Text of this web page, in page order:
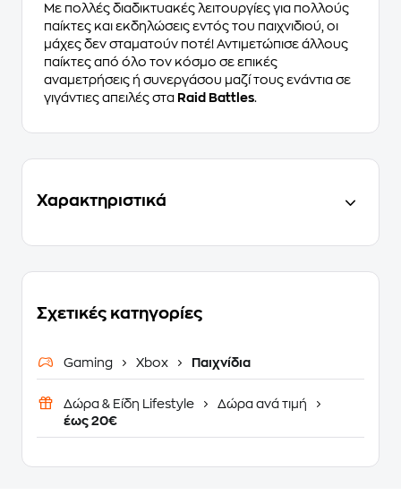
Με πολλές διαδικτυακές λειτουργίες για πολλούς
παίκτες και εκδηλώσεις εντός του παιχνιδιού, οι
μάχες δεν σταματούν ποτέ! Αντιμετώπισε άλλους
παίκτες από όλο τον κόσμο σε επικές
αναμετρήσεις ή συνεργάσου μαζί τους ενάντια σε
γιγάντιες απειλές στα Raid Battles
Χαρακτηριστικά
Σχετικές κατηγορίες
Gaming Xbox Παιχνίδια
Δώρα & Είδη Lifestyle
Δώρα ανά τιμή
έως 20€